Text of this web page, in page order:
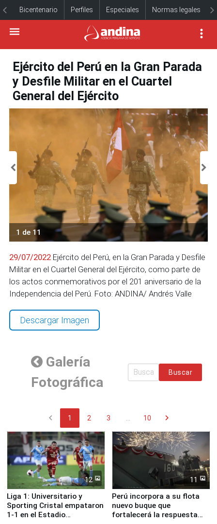
Bicentenario Perfiles Especiales Normas legales
Ejército del Perú en la Gran Parada
y Desfile Militar en el Cuartel
General del Ejército
1 de 11
29/07/2022 Ejército del Perú, en la Gran Parada y Desfile
Militar en el Cuartel General del Ejército, como parte de
los actos conmemorativos por el 201 aniversario de la
Independencia del Perú. Foto: ANDINA/ Andrés Valle
Descargar Imagen
Galería
Fotográfica
Buscar
chevron_left 1 2 3 10 chevron_right
12
Liga 1: Universitario y
Sporting Cristal empataron
1-1 en el Estadio
11
Perú incorpora a su flota
nuevo buque que
fortalecerá la respuesta